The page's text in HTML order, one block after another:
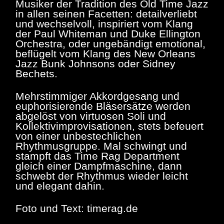
Musiker der Tradition des Old Time Jazz
in allen seinen Facetten: detailverliebt
und wechselvoll, inspiriert vom Klang
der Paul Whiteman und Duke Ellington
Orchestra, oder ungebändigt emotional,
beflügelt vom Klang des New Orleans
Jazz Bunk Johnsons oder Sidney
Bechets.
Mehrstimmiger Akkordgesang und
euphorisierende Bläsersätze werden
abgelöst von virtuosen Soli und
Kollektivimprovisationen, stets befeuert
von einer unbestechlichen
Rhythmusgruppe. Mal schwingt und
stampft das Time Rag Department
gleich einer Dampfmaschine, dann
schwebt der Rhythmus wieder leicht
und elegant dahin.
Foto und Text: timerag.de